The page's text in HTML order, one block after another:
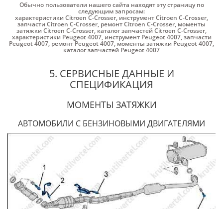
Обычно пользователи нашего сайта находят эту страницу по
следующим запросам:
характеристики Citroen C-Crosser, инструмент Citroen C-Crosser,
запчасти Citroen C-Crosser, ремонт Citroen C-Crosser, моменты
затяжки Citroen C-Crosser, каталог запчастей Citroen C-Crosser,
характеристики Peugeot 4007, инструмент Peugeot 4007,запчасти
Peugeot 4007, ремонт Peugeot 4007, моменты затяжки Peugeot 4007,
каталог запчастей Peugeot 4007
5. СЕРВИСНЫЕ ДАННЫЕ И
СПЕЦИФИКАЦИЯ
МОМЕНТЫ ЗАТЯЖКИ
АВТОМОБИЛИ С БЕНЗИНОВЫМИ ДВИГАТЕЛЯМИ